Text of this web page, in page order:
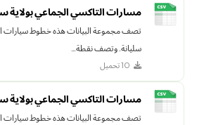
مسارات التاكسي الجماعي بولاية
تصف مجموعة البيانات هذه خطوط سيارات
سليانة. وتصف نقطة…
مسارات التاكسي الجماعي بولاية
تصف مجموعة البيانات هذه خطوط سيارات